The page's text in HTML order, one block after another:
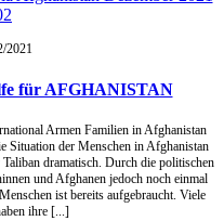
2021
für AFGHANISTAN
Armen Familien in Afghanistan
Situation der Menschen in Afghanistan
dramatisch. Durch die politischen
und Afghanen jedoch noch einmal
ist bereits aufgebraucht. Viele
ihre [...]